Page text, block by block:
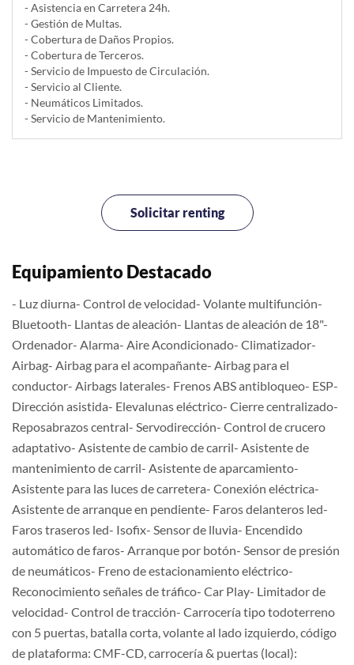
- Asistencia en Carretera 24h.
- Gestión de Multas.
- Cobertura de Daños Propios.
- Cobertura de Terceros.
- Servicio de Impuesto de Circulación.
- Servicio al Cliente.
- Neumáticos Limitados.
- Servicio de Mantenimiento.
Solicitar renting
Equipamiento Destacado
- Luz diurna- Control de velocidad- Volante multifunción-
Bluetooth- Llantas de aleación- Llantas de aleación de 18"-
Ordenador- Alarma- Aire Acondicionado- Climatizador-
Airbag- Airbag para el acompañante- Airbag para el
conductor- Airbags laterales- Frenos ABS antibloqueo- ESP-
Dirección asistida- Elevalunas eléctrico- Cierre centralizado-
Reposabrazos central- Servodirección- Control de crucero
adaptativo- Asistente de cambio de carril- Asistente de
mantenimiento de carril- Asistente de aparcamiento-
Asistente para las luces de carretera- Conexión eléctrica-
Asistente de arranque en pendiente- Faros delanteros led-
Faros traseros led- Isofix- Sensor de lluvia- Encendido
automático de faros- Arranque por botón- Sensor de presión
de neumáticos- Freno de estacionamiento eléctrico-
Reconocimiento señales de tráfico- Car Play- Limitador de
velocidad- Control de tracción- Carrocería tipo todoterreno
con 5 puertas, batalla corta, volante al lado izquierdo, código
de plataforma: CMF-CD​, carrocería & puertas (local):